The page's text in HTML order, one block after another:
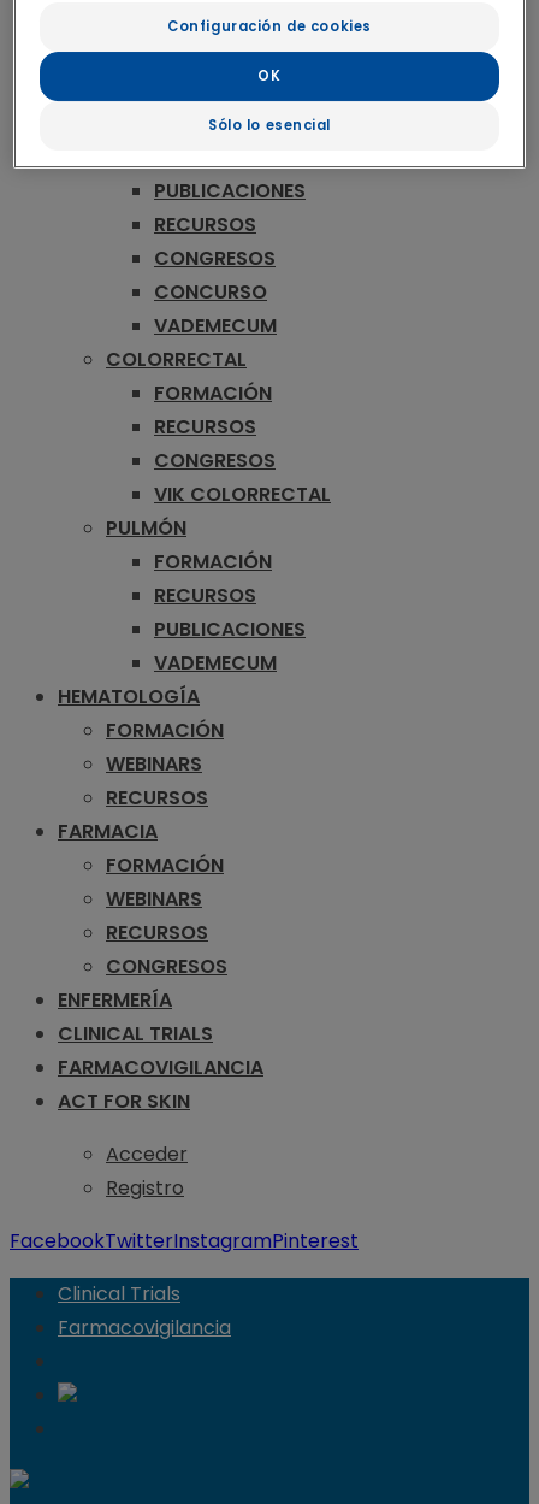
CONGRESOS
CONCURSO
VADEMECUM
MELANOMA
PUBLICACIONES
RECURSOS
CONGRESOS
CONCURSO
VADEMECUM
COLORRECTAL
FORMACIÓN
RECURSOS
CONGRESOS
VIK COLORRECTAL
PULMÓN
FORMACIÓN
RECURSOS
PUBLICACIONES
VADEMECUM
HEMATOLOGÍA
FORMACIÓN
WEBINARS
RECURSOS
FARMACIA
FORMACIÓN
WEBINARS
RECURSOS
CONGRESOS
ENFERMERÍA
CLINICAL TRIALS
FARMACOVIGILANCIA
ACT FOR SKIN
Acceder
Registro
FacebookTwitterInstagramPinterest
Clinical Trials
Farmacovigilancia
Configuración de cookies
Sólo lo esencial
OK